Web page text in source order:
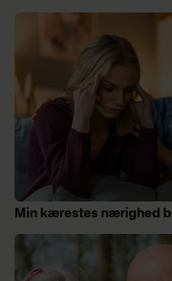
Min kærestes nærighed